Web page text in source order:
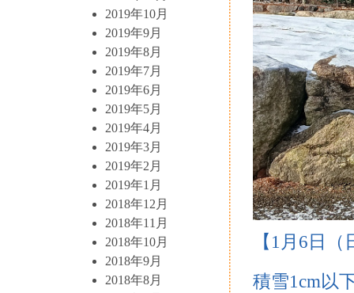
2019年10月
2019年9月
2019年8月
2019年7月
2019年6月
2019年5月
2019年4月
2019年3月
2019年2月
2019年1月
2018年12月
2018年11月
2018年10月
2018年9月
2018年8月
【1月6日
積雪1cm以